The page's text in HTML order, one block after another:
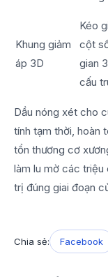
Khung giảm
áp 3D
Kéo
cột
gian
cấu
Dầu nóng xét cho
tính tạm thời, hoàn
tổn thương cơ
làm lu mờ các
trị đúng giai đoạn
Chia sẻ: Facebook